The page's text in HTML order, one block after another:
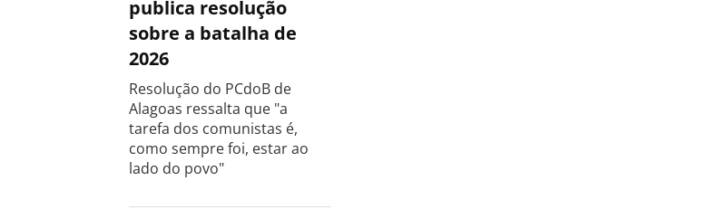
publica resolução
sobre a batalha de
2026
Resolução do PCdoB de
Alagoas ressalta que "a
tarefa dos comunistas é,
como sempre foi, estar ao
lado do povo"